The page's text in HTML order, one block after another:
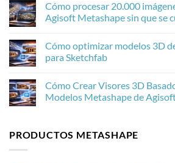
de
escala
de
las
texturas
de
Agisoft
Metashape
comentarios
en
Agisoft
Qué
de
por
qué
es
fotogrametría
Cómo procesar 20.000
Agisoft Metashape sin que se
comentarios
Cómo
imágenes
de
drones
sin
que
Cómo optimizar modelos 3D
para Sketchfab
comentarios
en
Cómo
de
Agisoft
Cómo Crear Visores 3D
Modelos Metashape de
en
Cómo
PRODUCTOS METASHAPE